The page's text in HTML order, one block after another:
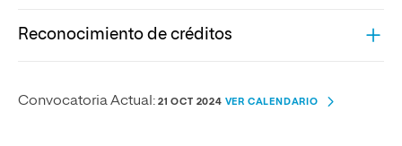
PRINCIPALES RESULTADOS DE LA TITULACIÓN
ENVÍANOS TUS SUGERENCIAS
MEMORIA
ARCHIVO
Reconocimiento de créditos
RECURSOS HUMANOS Y RELACIONES LABORALES
Convocatoria Actual: 21 OCT 2024 VER CALENDARIO